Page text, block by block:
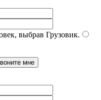
выбрав Грузовик.